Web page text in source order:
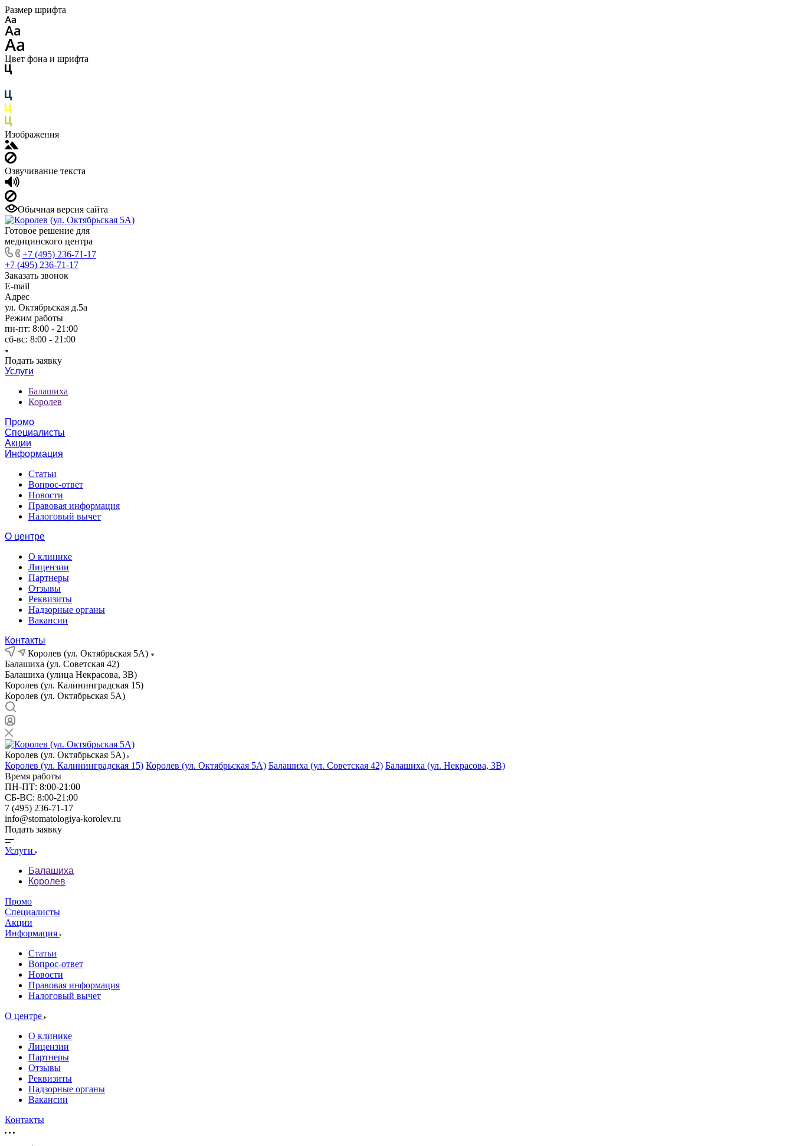
Размер шрифта
Цвет фона и шрифта
Изображения
Озвучивание текста
Обычная версия сайта
Готовое решение для
медицинского центра
+7 (495) 236-71-17
+7 (495) 236-71-17
Заказать звонок
E-mail
Адрес
ул. Октябрьская д.5а
Режим работы
пн-пт: 8:00 - 21:00
сб-вс: 8:00 - 21:00
Подать заявку
Услуги
Балашиха
Королев
Промо
Специалисты
Акции
Информация
Статьи
Вопрос-ответ
Новости
Правовая информация
Налоговый вычет
О центре
О клинике
Лицензии
Партнеры
Отзывы
Реквизиты
Надзорные органы
Вакансии
Контакты
Королев (ул. Октябрьская 5А)
Балашиха (ул. Советская 42)
Балашиха (улица Некрасова, 3В)
Королев (ул. Калининградская 15)
Королев (ул. Октябрьская 5А)
Королев (ул. Октябрьская 5А)
Королев (ул. Калининградская 15) Королев (ул. Октябрьская 5А) Балашиха (ул. Советская 42) Балашиха (ул. Некрасова, 3В)
Время работы
ПН-ПТ: 8:00-21:00
СБ-ВС: 8:00-21:00
7 (495) 236-71-17
info@stomatologiya-korolev.ru
Подать заявку
Услуги
Балашиха
Королев
Промо
Специалисты
Акции
Информация
Статьи
Вопрос-ответ
Новости
Правовая информация
Налоговый вычет
О центре
О клинике
Лицензии
Партнеры
Отзывы
Реквизиты
Надзорные органы
Вакансии
Контакты